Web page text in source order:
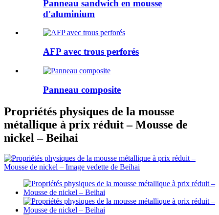
Panneau sandwich en mousse
d'aluminium
AFP avec trous perforés
Panneau composite
Propriétés physiques de la mousse
métallique à prix réduit – Mousse de
nickel – Beihai